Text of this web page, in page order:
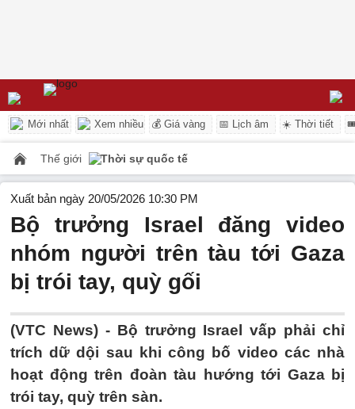
Mới nhất Xem nhiều 💰 Giá vàng 📅 Lịch âm ☀️ Thời tiết
Thế giới Thời sự quốc tế
Xuất bản ngày 20/05/2026 10:30 PM
Bộ trưởng Israel đăng video
nhóm người trên tàu tới Gaza
bị trói tay, quỳ gối
(VTC News) - Bộ trưởng Israel vấp phải chỉ
trích dữ dội sau khi công bố video các nhà
hoạt động trên đoàn tàu hướng tới Gaza bị
trói tay, quỳ trên sàn.